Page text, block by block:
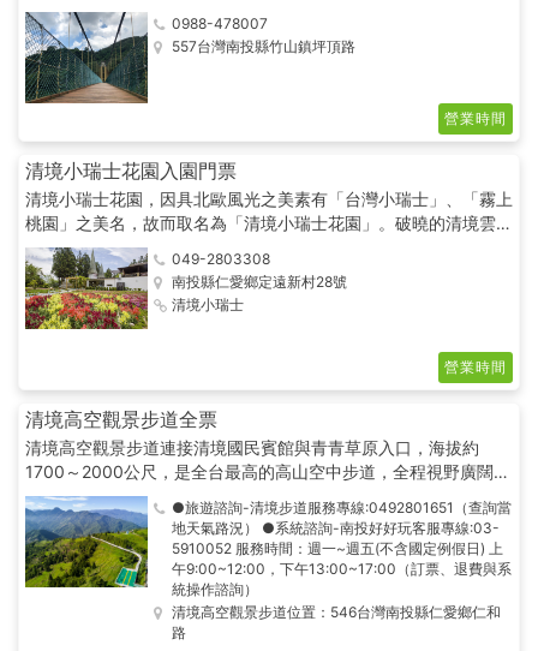
啟用
0988-478007
557台灣南投縣竹山鎮坪頂路
營業時間
清境小瑞士花園入園門票
清境小瑞士花園，因具北歐風光之美素有「台灣小瑞士」、「霧上
桃園」之美名，故而取名為「清境小瑞士花園」。破曉的清境雲
霧，像幅畫中飄逸的潑墨山水，極目遠眺，山嵐正以漸進的方式瀰
漫開來，與遠山雲影合而回一，此時的山林田野純淨之美，令人心
曠神怡。有人說：到清境得以是北歐風光之美，清境之美所謂：一
折青山一扇屏、一灣碧水一條 琴的意境，如此人間淨土，清境小
049-2803308
南投縣仁愛鄉定遠新村28號
清境小瑞士
營業時間
清境高空觀景步道全票
清境高空觀景步道連接清境國民賓館與青青草原入口，海拔約
1700～2000公尺，是全台最高的高山空中步道，全程視野廣闊，
遊客可安全地沿著台14甲線兩側行走，遠眺中央群峰美景，欣賞
腳下綠意盎然的樹冠層生態，還能仰望平地難得一見的蔚藍純淨天
空。
●旅遊諮詢-清境步道服務專線:0492801651（查詢當
地天氣路況） ●系統諮詢-南投好好玩客服專線:03-
5910052 服務時間：週一~週五(不含國定例假日) 上
午9:00~12:00，下午13:00~17:00（訂票、退費與系
統操作諮詢）
清境高空觀景步道位置：546台灣南投縣仁愛鄉仁和
路